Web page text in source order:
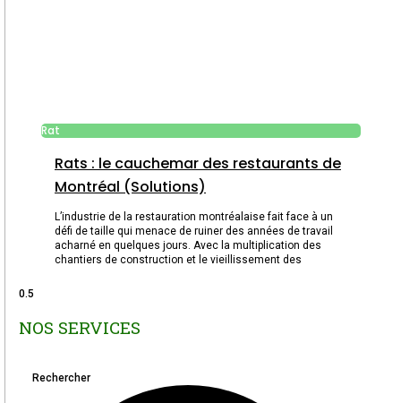
Rat
Rats : le cauchemar des restaurants de
Montréal (Solutions)
L’industrie de la restauration montréalaise fait face à un
défi de taille qui menace de ruiner des années de travail
acharné en quelques jours. Avec la multiplication des
chantiers de construction et le vieillissement des
NOS SERVICES
Rechercher